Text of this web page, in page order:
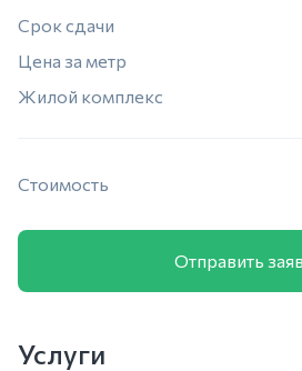
Срок сдачи
Цена за метр
Жилой комплекс
Стоимость
Отправить
Услуги